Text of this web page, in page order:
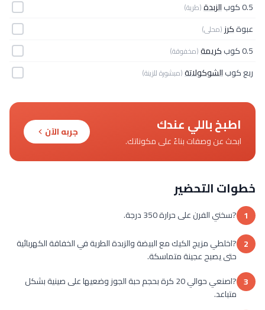
0.5 كوب
الزبدة(طرية)
عبوةكرز (محلى)
0.5 كوب كريمة(مخفوقة)
ربع كوبالشوكولاتة(مبشورة للزينة)
اطبخ باللي عندك
ابحث عن وصفات بناءً على مكوناتك.
جربه الآن
خطوات التحضير
1 ?سخني الفرن على حرارة 350 درجة.
2 ?اخلطي مزيج الكيك مع البيضة والزبدة الطرية في الخفاقة الكهربائية
حتى يصبح عجينة متماسكة.
3
?اصنعي حوالي 20 كرة بحجم حبة الجوز وضعيها على صينية بشكل
متباعد.